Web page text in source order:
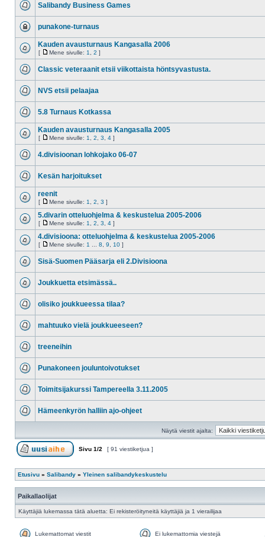
Salibandy Business Games
punakone-turnaus
Kauden avausturnaus Kangasalla 2006
[ Mene sivulle: 1 2 ]
Classic veteraanit etsii viikottaista höntsyvastusta.
NVS etsii pelaajaa
5.8 Turnaus Kotkassa
Kauden avausturnaus Kangasalla 2005
[ Mene sivulle: 1 2 3 4 ]
4.divisioonan lohkojako 06-07
Kesän harjoitukset
reenit
[ Mene sivulle: 1 2 3 ]
5.divarin otteluohjelma & keskustelua 2005-2006
[ Mene sivulle: 1 2 3 4 ]
4.divisioona: otteluohjelma & keskustelua 2005-2006
[ Mene sivulle: 1 8 9 10 ]
Sisä-Suomen Pääsarja eli 2.Divisioona
Joukkuetta etsimässä..
olisiko joukkueessa tilaa?
mahtuuko vielä joukkueeseen?
treeneihin
Punakoneen jouluntoivotukset
Toimitsijakurssi Tampereella 3.11.2005
Hämeenkyrön halliin ajo-ohjeet
Näytä viestit ajalta:
Sivu 1/2 [ 91 viestiketjua ]
Etusivu » Salibandy » Yleinen salibandykeskustelu
Paikallaolijat
Käyttäjiä lukemassa tätä aluetta: Ei rekisteröityneitä käyttäjiä ja 1 vierailijaa
Lukemattomat viestit Ei lukemattomia viestejä